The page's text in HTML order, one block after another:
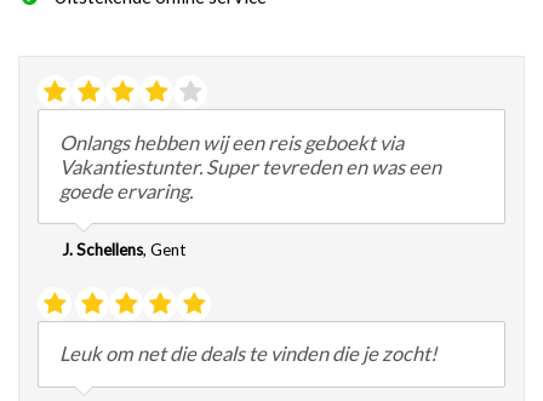
Onlangs hebben wij een reis geboekt via
Vakantiestunter. Super tevreden en was een
goede ervaring.
J. Schellens, Gent
Leuk om net die deals te vinden die je zocht!